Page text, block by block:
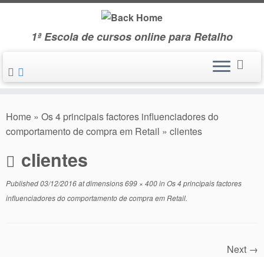
Skip
1ª Escola de cursos online para Retalho
Home » Os 4 principais factores influenciadores do
comportamento de compra em Retail » clientes
clientes
Published03/12/2016at dimensions699 × 400inOs 4 principais factores
influenciadores do comportamento de compra em Retail.
Next →